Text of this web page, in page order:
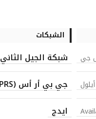
جي
الشبكات
شبكة الجيل الثاني
جي بي أر أس (GPRS)
ايدج